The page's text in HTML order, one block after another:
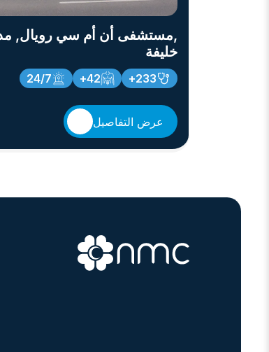
,مستشفى أن أم سي رويال,
خليفة
233+
42+
24/7
عرض التفاصيل